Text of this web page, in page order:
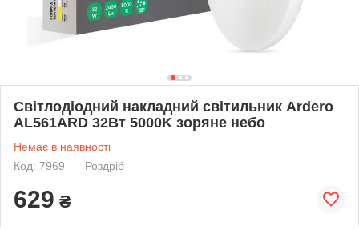
Світлодіодний накладний світильник Ardero
AL561ARD 32Вт 5000K зоряне небо
Немає в наявності
Код: 7969
Роздріб
629 ₴